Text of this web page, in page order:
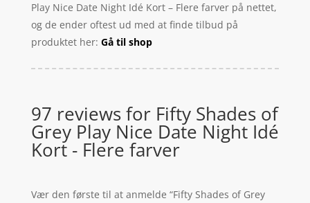
Play Nice Date Night Idé Kort – Flere farver på nettet,
og de ender oftest ud med at finde tilbud på
produktet her: Gå til shop
97 reviews for Fifty Shades of
Grey Play Nice Date Night Idé
Kort - Flere farver
Vær den første til at anmelde “Fifty Shades of Grey